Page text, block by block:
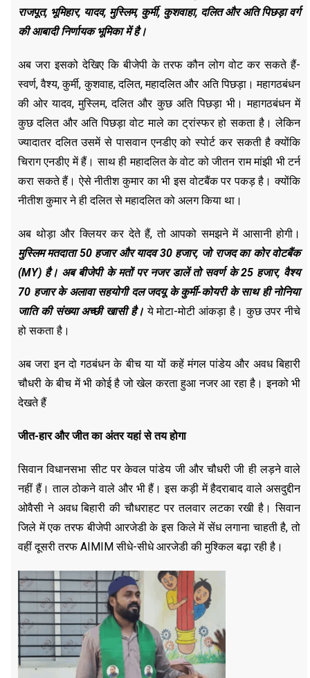
राजपूत, भूमिहार, यादव, मुस्लिम, कुर्मी, कुशवाहा, दलित और अति पिछड़ा वर्ग
की आबादी निर्णायक भूमिका में है।
अब जरा इसको देखिए कि बीजेपी के तरफ कौन लोग वोट कर सकते हैं-
स्वर्ण, वैश्य, कुर्मी, कुशवाह, दलित, महादलित और अति पिछड़ा। महागठबंधन
की ओर यादव, मुस्लिम, दलित और कुछ अति पिछड़ा भी। महागठबंधन में
कुछ दलित और अति पिछड़ा वोट माले का ट्रांस्फर हो सकता है। लेकिन
ज्यादातर दलित उसमें से पासवान एनडीए को स्पोर्ट कर सकती है क्योंकि
चिराग एनडीए में हैं। साथ ही महादलित के वोट को जीतन राम मांझी भी टर्न
करा सकते हैं। ऐसे नीतीश कुमार का भी इस वोटबैंक पर पकड़ है। क्योंकि
नीतीश कुमार ने ही दलित से महादलित को अलग किया था।
अब थोड़ा और क्लियर कर देते हैं, तो आपको समझने में आसानी होगी।
मुस्लिम मतदाता 50 हजार और यादव 30 हजार, जो राजद का कोर वोटबैंक
(MY) है। अब बीजेपी के मतों पर नजर डालें तो सवर्ण के 25 हजार, वैश्य
70 हजार के अलावा सहयोगी दल जदयू के कुर्मी-कोयरी के साथ ही नोनिया
जाति की संख्या अच्छी खासी है। ये मोटा-मोटी आंकड़ा है। कुछ उपर नीचे
हो सकता है।
अब जरा इन दो गठबंधन के बीच या यों कहें मंगल पांडेय और अवध बिहारी
चौधरी के बीच में भी कोई है जो खेल करता हुआ नजर आ रहा है। इनको भी
देखते हैं
जीत-हार और जीत का अंतर यहां से तय होगा
सिवान विधानसभा सीट पर केवल पांडेय जी और चौधरी जी ही लड़ने वाले
नहीं हैं। ताल ठोकने वाले और भी हैं। इस कड़ी में हैदराबाद वाले असदुद्दीन
ओवैसी ने अवध बिहारी की चौधराहट पर तलवार लटका रखी है। सिवान
जिले में एक तरफ बीजेपी आरजेडी के इस किले में सेंध लगाना चाहती है, तो
वहीं दूसरी तरफ AIMIM सीधे-सीधे आरजेडी की मुश्किल बढ़ा रही है।